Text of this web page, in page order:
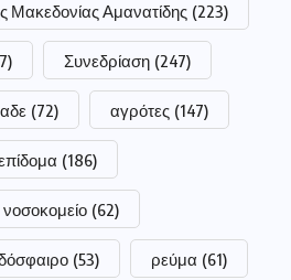
Μακεδονίας Αμανατίδης (223)
Συνεδρίαση (247)
(72) αγρότες (147)
(186)
νοσοκομείο (62)
(53) ρεύμα (61)